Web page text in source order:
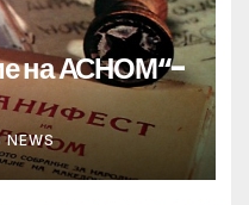
на АСНОМ“-
NEWS